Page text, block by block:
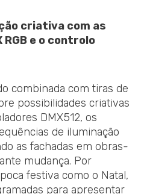
criativa com as
RGB e o controlo
combinada com tiras de
possibilidades criativas
DMX512, os
de iluminação
as fachadas em obras-
mudança. Por
festiva como o Natal,
para apresentar